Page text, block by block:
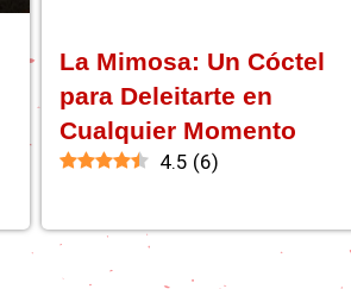
La Mimosa: Un Cóctel
para Deleitarte en
Cualquier Momento
4.5 (6)